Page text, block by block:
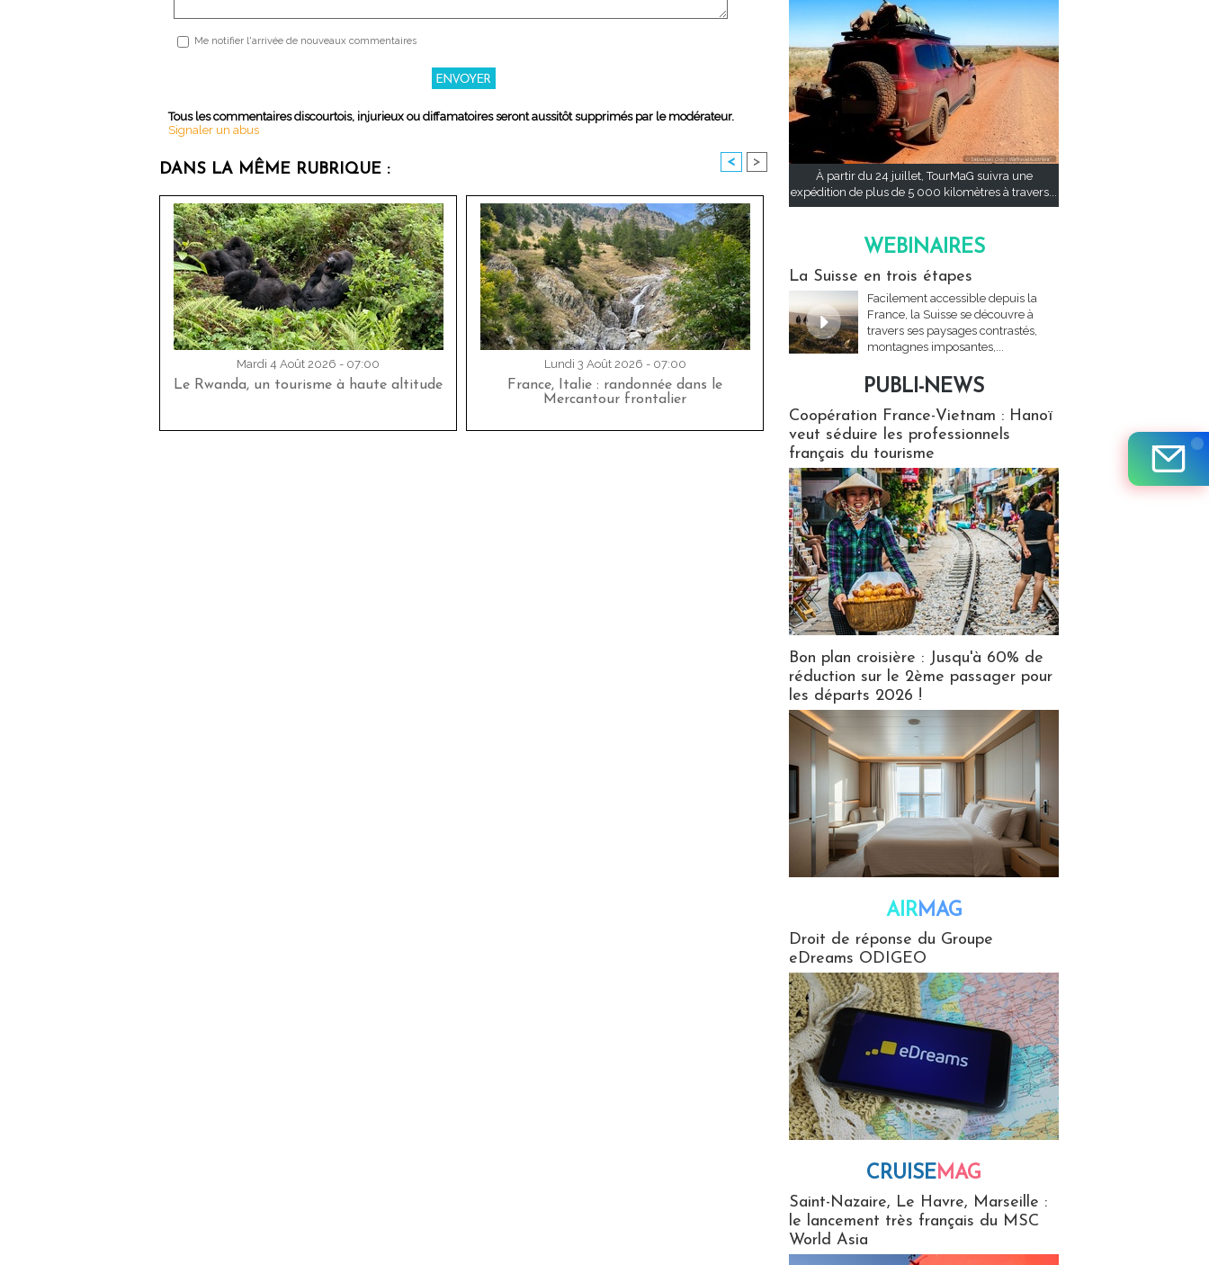
Me notifier l'arrivée de nouveaux commentaires
Tous les commentaires discourtois, injurieux ou diffamatoires seront aussitôt supprimés par le modérateur.
Signaler un abus
DANS LA MÊME RUBRIQUE : < >
Mardi 4 Août 2026 - 07:00
Le Rwanda, un tourisme à haute altitude
Lundi 3 Août 2026 - 07:00
France, Italie : randonnée dans le
Mercantour frontalier
À partir du 24 juillet, TourMaG suivra une
expédition de plus de 5 000 kilomètres à travers...
WEBINAIRES
La Suisse en trois étapes
Facilement accessible depuis la
France, la Suisse se découvre à
travers ses paysages contrastés,
montagnes imposantes,...
PUBLI-NEWS
Coopération France-Vietnam : Hanoï
veut séduire les professionnels
français du tourisme
Bon plan croisière : Jusqu'à 60% de
réduction sur le 2ème passager pour
les départs 2026 !
AIRMAG
Droit de réponse du Groupe
eDreams ODIGEO
CRUISEMAG
Saint-Nazaire, Le Havre, Marseille :
le lancement très français du MSC
World Asia